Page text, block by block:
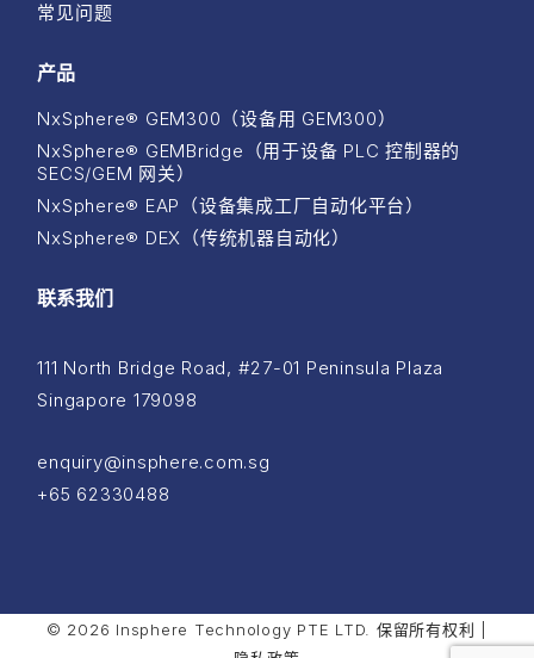
常见问题
产品
NxSphere® GEM300（设备用 GEM300）
NxSphere® GEMBridge（用于设备 PLC 控制器的
SECS/GEM 网关）
NxSphere® EAP（设备集成工厂自动化平台）
NxSphere® DEX（传统机器自动化）
联系我们
111 North Bridge Road, #27-01 Peninsula Plaza
Singapore 179098
enquiry@insphere.com.sg
+65 62330488
© 2026 Insphere Technology PTE LTD. 保留所有权利 |